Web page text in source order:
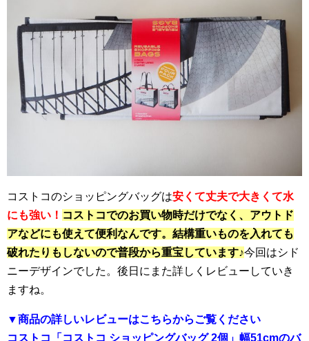
コストコのショッピングバッグは安くて丈夫で大きくて水
にも強い！ コストコでのお買い物時だけでなく、アウトド
アなどにも使えて便利なんです。結構重いものを入れても
破れたりもしないので普段から重宝しています♪今回はシド
ニーデザインでした。後日にまた詳しくレビューしていき
ますね。
▼商品の詳しいレビューはこちらからご覧ください
コストコ「コストコ ショッピングバッグ 2個」幅51cmのバ